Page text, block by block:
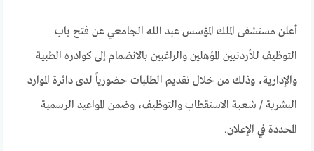
أعلن مستشفى الملك المؤسس عبد الله الجامعي عن فتح باب
التوظيف للأردنيين المؤهلين والراغبين بالانضمام إلى كوادره الطبية
والإدارية، وذلك من خلال تقديم الطلبات حضورياً لدى دائرة الموارد
البشرية / شعبة الاستقطاب والتوظيف، وضمن المواعيد الرسمية
المحددة في الإعلان.